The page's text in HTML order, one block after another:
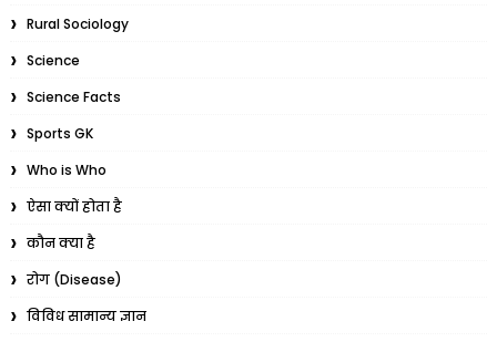
Rural Sociology
Science
Science Facts
Sports GK
Who is Who
ऐसा क्यों होता है
कौन क्या है
रोग (Disease)
विविध सामान्य ज्ञान